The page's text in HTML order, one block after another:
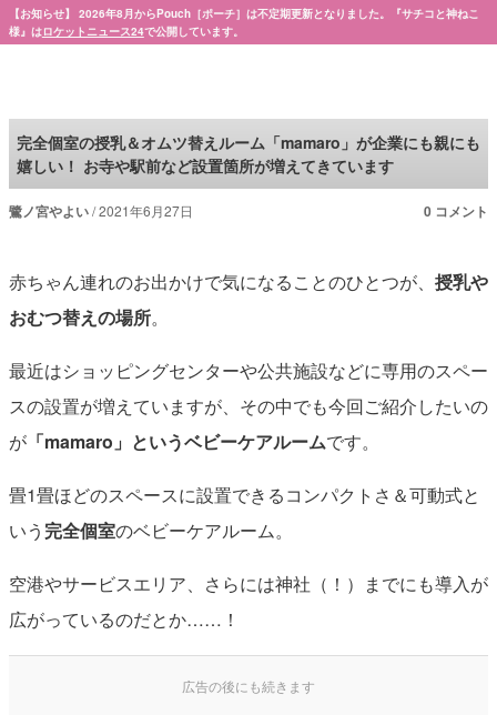
【お知らせ】 2026年8月からPouch［ポーチ］は不定期更新となりました。『サチコと神ねこ
様』はロケットニュース24で公開しています。
完全個室の授乳＆オムツ替えルーム「mamaro」が企業にも親にも
嬉しい！ お寺や駅前など設置箇所が増えてきています
鷺ノ宮やよい 2021年6月27日 0 コメント
赤ちゃん連れのお出かけで気になることのひとつが、 授乳や
おむつ替えの場所。
最近はショッピングセンターや公共施設などに専用のスペー
スの設置が増えていますが、その中でも今回ご紹介したいの
が「mamaro」というベビーケアルームです。
畳1畳ほどのスペースに設置できるコンパクトさ＆可動式と
いう 完全個室のベビーケアルーム。
空港やサービスエリア、さらには神社（！）までにも導入が
広がっているのだとか……！